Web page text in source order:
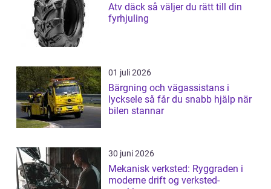
Atv däck så väljer du rätt till din
fyrhjuling
01 juli 2026
Bärgning och vägassistans i
lycksele så får du snabb hjälp när
bilen stannar
30 juni 2026
Mekanisk verksted: Ryggraden i
moderne drift og verksted-